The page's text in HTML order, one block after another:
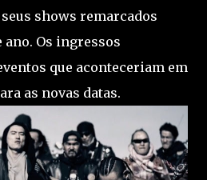
seus shows remarcados
ano. Os ingressos
que aconteceriam em
as novas datas.